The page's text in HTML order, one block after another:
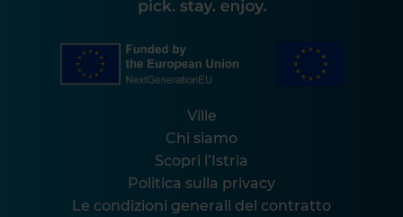
Ville
Chi siamo
Scopri l’Istria
Politica sulla privacy
Le condizioni generali del contratto